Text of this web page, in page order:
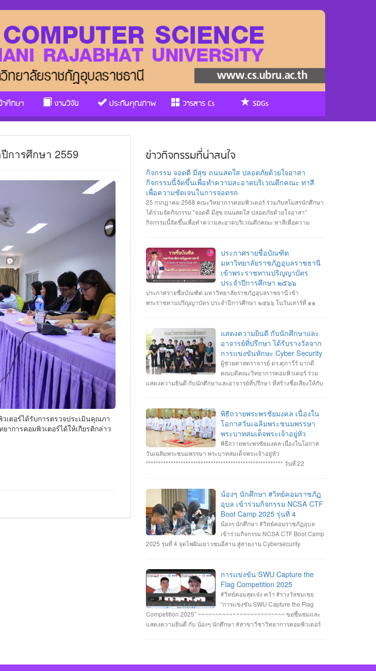
ศึกษา งานวิจัย ประกันคุณภาพ วารสาร Cs SDGs
การศึกษา 2559
ารคอมพิวเตอร์ได้ให้เกียรติกล่าว
ข่าวกิจกรรมที่น่าสนใจ
กิจกรรม จอดดี มีสุข ถนนสดใส ปลอดภัยด้วยใจอาสา
กิจกรรมนี้จัดขึ้นเพื่อทำความสะอาดบริเวณตึกคณะ ทาสี
เพื่อความชัดเจนในการจอดรถ
25 กรกฏาคม 2568 คณะวิทยาการคอมพิวเตอร์ ร่วมกับสโมสรนักศึกษา
ได้ร่วมจัดกิจกรรม "จอดดี มีสุข ถนนสดใส ปลอดภัยด้วยใจอาสา"
กิจกรรมนี้จัดขึ้นเพื่อทำความสะอาดบริเวณตึกคณะ ทาสีเพื่อความ
ประกาศรายชื่อบัณฑิต
มหาวิทยาลัยราชภัฏอุบลราชธานี
เข้าพระราชทานปริญญาบัตร
ประจำปีการศึกษา ๒๕๖๖
ประกาศรายชื่อบัณฑิต มหาวิทยาลัยราชภัฏอุบลราชธานี เข้า
พระราชทานปริญญาบัตร ประจำปีการศึกษา ๒๕๖๖ ในวันเสาร์ที่ ๑๑
ประกาศให้ทราบในภายหลัง
แสดงความยินดี กับนักศึกษาและ
อาจารย์ที่ปรึกษา ได้รับรางวัลจาก
การแข่งขันทักษะ Cyber Security
ผู้ช่วยศาสตราจารย์ ดร.ศุภาวีร์ มากดี
คณบดีคณะวิทยาการคอมพิวเตอร์ ร่วม
แสดงความยินดี กับนักศึกษาและอาจารย์ที่ปรึกษา ที่สร้างชื่อเสียงให้กับ
คว้า 3 รางวัล #การแข่งขันทักษะความปลอดภัยทางไซเบอร์ IT RERU
CYBER HACKATHON#1 2025 ภายใต้โครงการ “เปิดโลกวิชาการ 25
ปี มหาวิทยาลัยราชภัฏร้อยเอ็ด” วันที่ 7-8 กรกฎาคม 2568 รุ่น Senior
#รางวัลชนะเลิศ ทีม Don’t know Everything นายชัยวัฒน์ ชัยฤทธิ์ นาย
อาทิตย์ สายกนก นายสุริยา ขันทา ทำคะแนนได้สูงสุด 2260 คะแนน
#รางวัลรองชนะเลิศอันดับที่_1 ทีม MVP นายอัมรินทร์ จำปาหอม นาย
นายวชรพล ทองบุราณ Mr.Dayuth Thy ทำคะแนนได้ 1110 คะแนน
และขอแสดงความชื่นชม ทีม SetZero ทีมน้องใหม่!! นายธนภูมิ รัตน
ภักดี MR. SENG SOPHIN นายศตวรรษ วิลามาตย์ ทำคะแนนได้ 500
คะแนน จบที่อันดับ 9 จาก 13 ทีมที่เข้าร่วมแข่งขันในครั้งนี้ RERU
CYBER HACKATHON#1 2025 จัดโดย คณะเทคโนโลยีสารสนเทศ
มหาวิทยาลัยราชภัฏร้อยเอ็ด ร่วมกับสำนักงานคณะกรรมการการรักษา
และ 8 กรกฎาคม 2568 (จัดการแข่งขันในรูปแบบออนไลน์ ) #รางวัล
ชมเชย ทีม Don’t know Everything นายชัยวัฒน์ ชัยฤทธิ์ นายอาทิตย์
สายกนก นายสุริยา ขันทา จาก 24 สถาบันการศึกษา รวมทีมมาเข้าร่วม
ทำการแข่งขันในโครงการจำนวน 60 ทีม จัดโดย ภาควิชาวิศวกรรม
คอมพิวเตอร์ คณะวิศวกรรมศาสตร์ มหาวิทยาลัยศรีนครินทรวิโรฒ ร่วม
กับ บริษัท ACIS Professional Center และ บริษัท SEC Playground
พิธีถวายพระพรชัยมงคล เนื่องใน
โอกาสวันเฉลิมพระชนมพรรษา
พระบาทสมเด็จพระเจ้าอยู่หัว
พิธีถวายพระพรชัยมงคล เนื่องในโอกาส
วันเฉลิมพระชนมพรรษา พระบาทสมเด็จพระเจ้าอยู่หัว
******************************************************* วันที่ 22
พระพรชัยมงคล พระบาทสมเด็จพระเจ้าอยู่หัว เนื่องในโอกาสมหามงคล
เฉลิมพระชนมพรรษา 28 กรกฎาคม 2568 ณ หอประชุมไพรพะยอม
มหาวิทยาลัยราชภัฏอุบลราชธานี โดยมีท่าน รองศาสตราจารย์ธรรม
รักษ์ ละอองนวล อธิการบดี เป็นประธานในพิธีถวายพระพรชัยมงคลและ
วางพานพุ่มทอง-พานพุ่มเงิน #คณะวิทยาการคอมพิวเตอร์
#มหาวิทยาลัยแห่งความสุข #มหาวิทยาลัยราชภัฏอุบลราชธานี
น้องๆ นักศึกษา #วิทย์คอมราชภัฏ
อุบล เข้าร่วมกิจกรรม NCSA CTF
Boot Camp 2025 รุ่นที่ 4
น้องๆ นักศึกษา #วิทย์คอมราชภัฏอุบล
เข้าร่วมกิจกรรม NCSA CTF Boot Camp
2025 รุ่นที่ 4 จุดไฟฝันเยาวชนอีสาน สู่สายงาน Cybersecurity
การแข่งขัน SWU Capture the
Flag Competition 2025
#วิทย์คอมสุดเจ๋ง คว้า #รางวัลชมเชย
“การแข่งขัน SWU Capture the Flag
Competition 2025” ~~~~~~~~~~~~~~~~~~~~~~~~~ ขอชื่นชมและ
แสดงความยินดี กับ น้องๆ นักศึกษา #สาขาวิชาวิทยาการคอมพิวเตอร์
Everything นายชัยวัฒน์ ชัยฤทธิ์ นายอาทิตย์ สายกนก นายสุริยา ขันทา